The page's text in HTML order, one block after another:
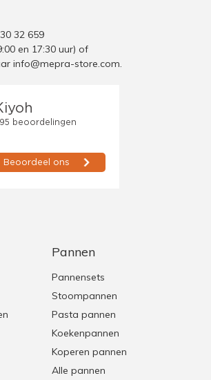
32 659
en 17:30 uur) of
info@mepra-store.com.
Pannen
Pannensets
Stoompannen
Pasta pannen
Koekenpannen
Koperen pannen
Alle pannen